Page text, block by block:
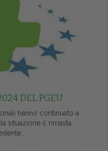
DEL PGEU
hanno continuato a
situazione č rimasta